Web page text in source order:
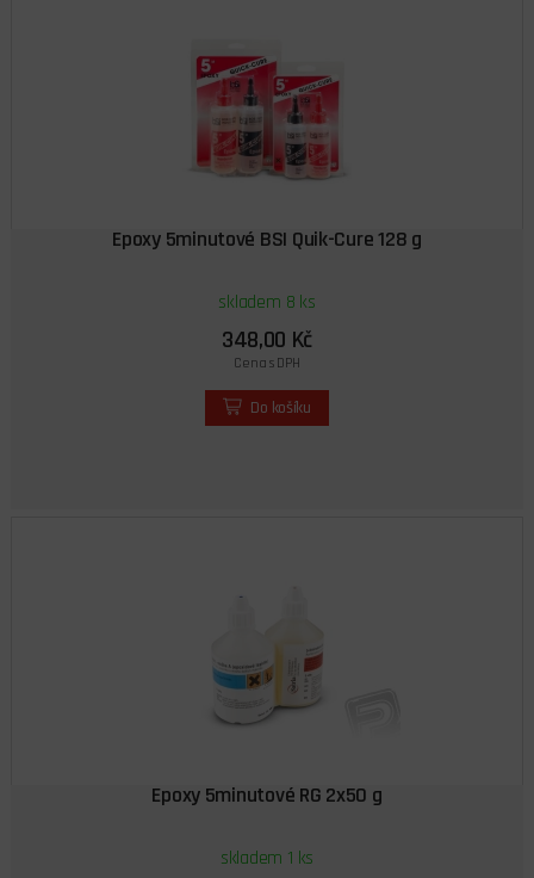
Epoxy 5minutové BSI Quik-Cure 128 g
skladem 8 ks
348,00 Kč
Cena s DPH
Do košíku
Epoxy 5minutové RG 2x50 g
skladem 1 ks